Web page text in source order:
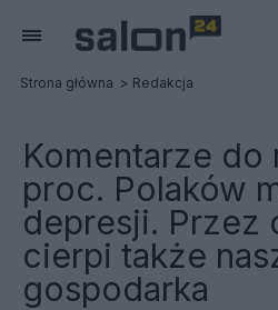
Strona główna Redakcja
Komentarze do
proc. Polaków
depresji. Przez
cierpi także
gospodarka